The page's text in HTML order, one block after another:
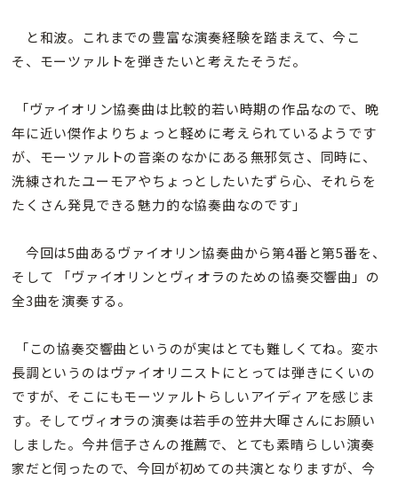
と和波。これまでの豊富な演奏経験を踏まえて、今こ
そ、モーツァルトを弾きたいと考えたそうだ。
「ヴァイオリン協奏曲は比較的若い時期の作品なので、晩
年に近い傑作よりちょっと軽めに考えられているようです
が、モーツァルトの音楽のなかにある無邪気さ、同時に、
洗練されたユーモアやちょっとしたいたずら心、それらを
たくさん発見できる魅力的な協奏曲なのです」
今回は5曲あるヴァイオリン協奏曲から第4番と第5番を、
そして 「ヴァイオリンとヴィオラのための協奏交響曲」の
全3曲を演奏する。
「この協奏交響曲というのが実はとても難しくてね。変ホ
長調というのはヴァイオリニストにとっては弾きにくいの
ですが、そこにもモーツァルトらしいアイディアを感じま
す。そしてヴィオラの演奏は若手の笠井大暉さんにお願い
しました。今井信子さんの推薦で、とても素晴らしい演奏
家だと伺ったので、今回が初めての共演となりますが、今